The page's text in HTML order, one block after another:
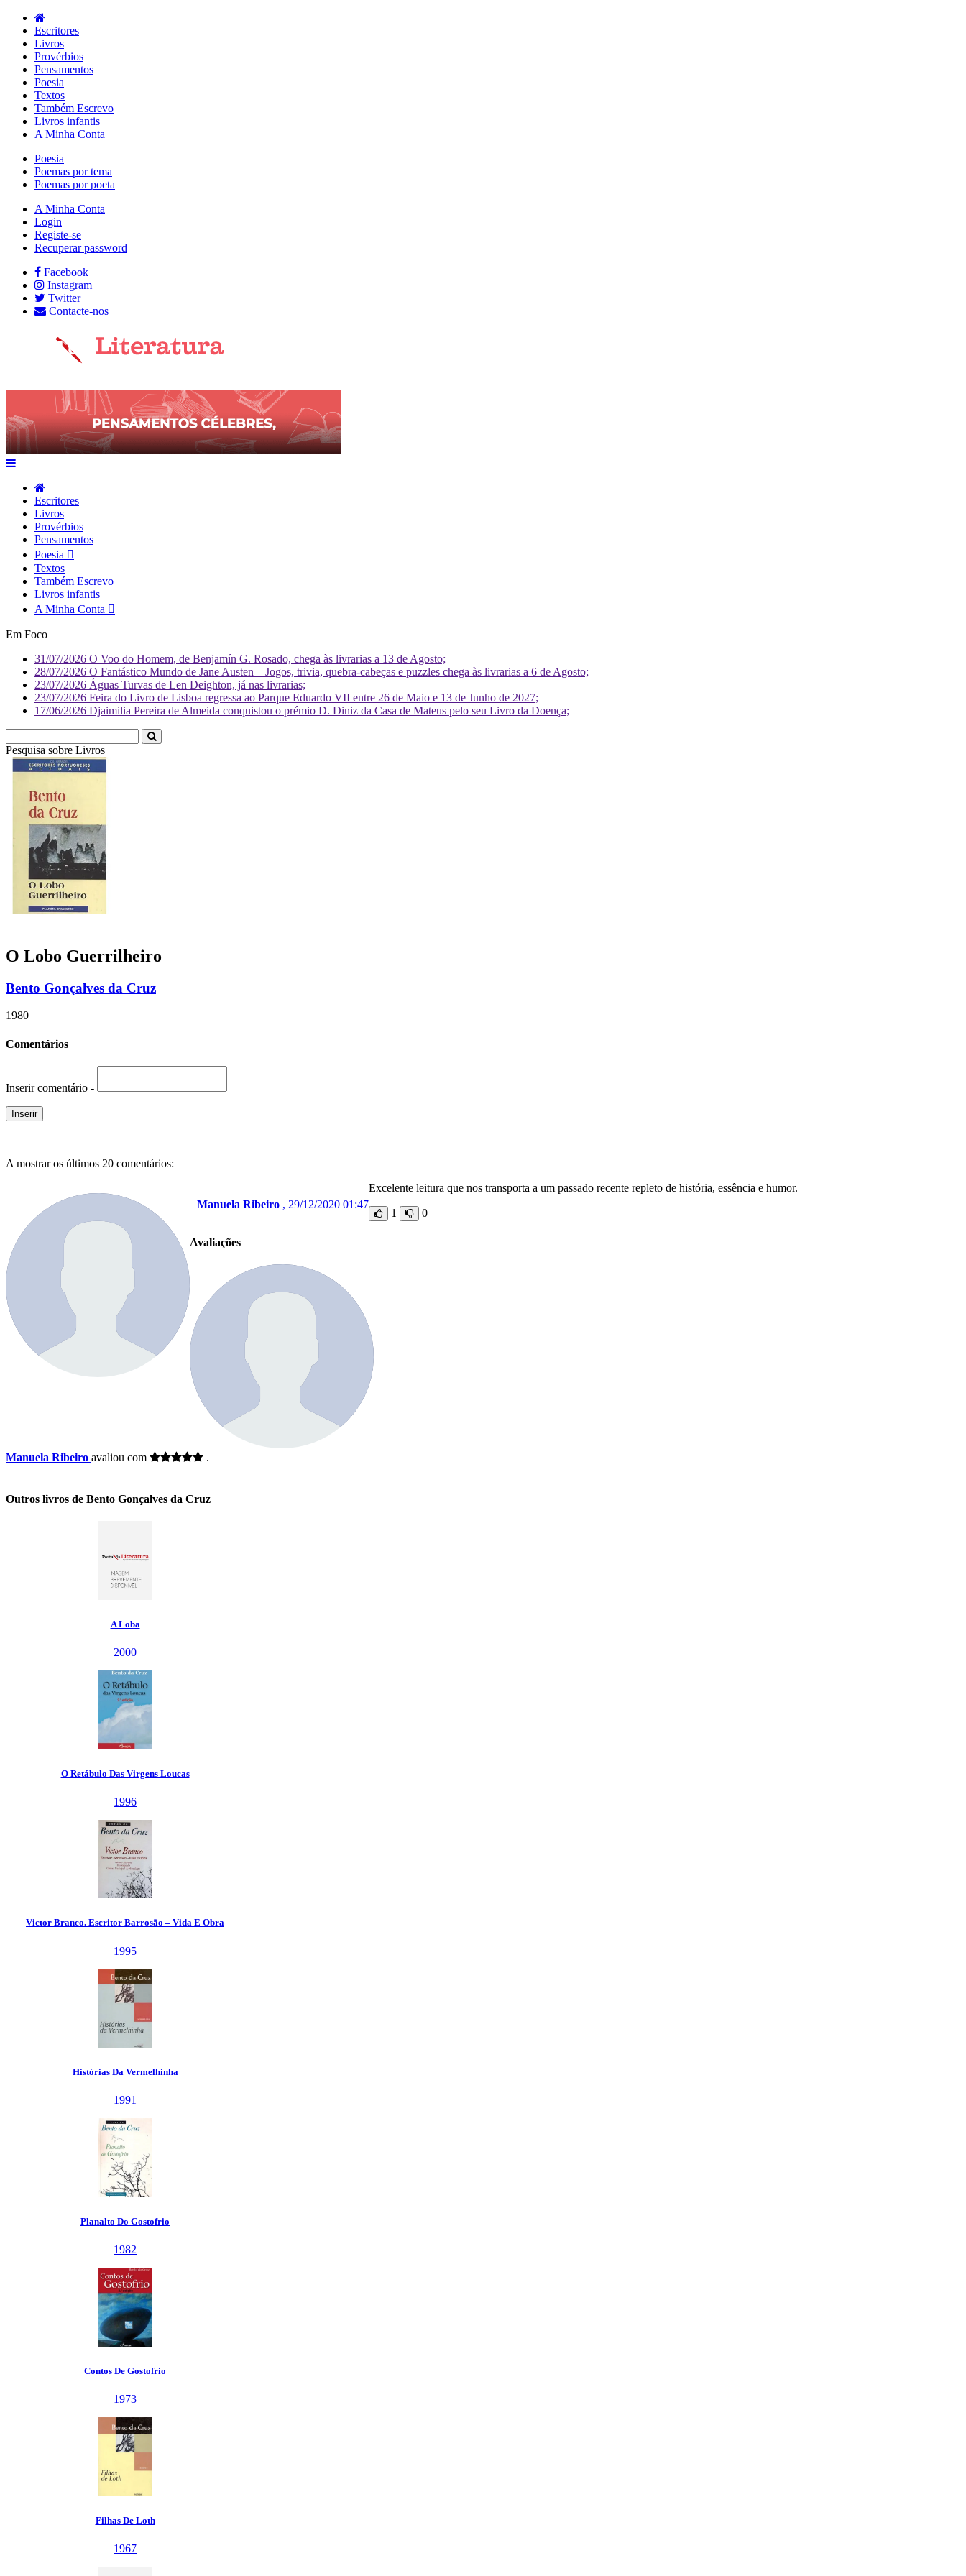
Escritores
Livros
Provérbios
Pensamentos
Poesia
Textos
Também Escrevo
Livros infantis
A Minha Conta
Poesia
Poemas por tema
Poemas por poeta
A Minha Conta
Login
Registe-se
Recuperar password
Facebook
Instagram
Twitter
Contacte-nos
Escritores
Livros
Provérbios
Pensamentos
Poesia
Textos
Também Escrevo
Livros infantis
A Minha Conta
Em Foco
31/07/2026 O Voo do Homem, de Benjamín G. Rosado, chega às livrarias a 13 de Agosto;
28/07/2026 O Fantástico Mundo de Jane Austen – Jogos, trivia, quebra-cabeças e puzzles chega às livrarias a 6 de Agosto;
23/07/2026 Águas Turvas de Len Deighton, já nas livrarias;
23/07/2026 Feira do Livro de Lisboa regressa ao Parque Eduardo VII entre 26 de Maio e 13 de Junho de 2027;
17/06/2026 Djaimilia Pereira de Almeida conquistou o prémio D. Diniz da Casa de Mateus pelo seu Livro da Doença;
Pesquisa sobre Livr
O Lobo Guerrilheiro
Bento Gonçalves da Cruz
1980
Comentários
Inserir comentário -
A mostrar os últimos 20 comentários:
Manuela Ribeiro , 29/12/2020 01:47
Excelente leitura que nos transporta a um passado recente repleto de história, essência e humor.
1 0
Avaliações
Manuela Ribeiro avaliou com .
Outros livros de Bento Gonçalves da Cruz
Das Virgens Loucas
Barrosão – Vida E Obra
Da Vermelhinha
Do Gostofrio